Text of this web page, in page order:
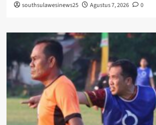
southsulawesinews25 Agustus 7, 2026 0